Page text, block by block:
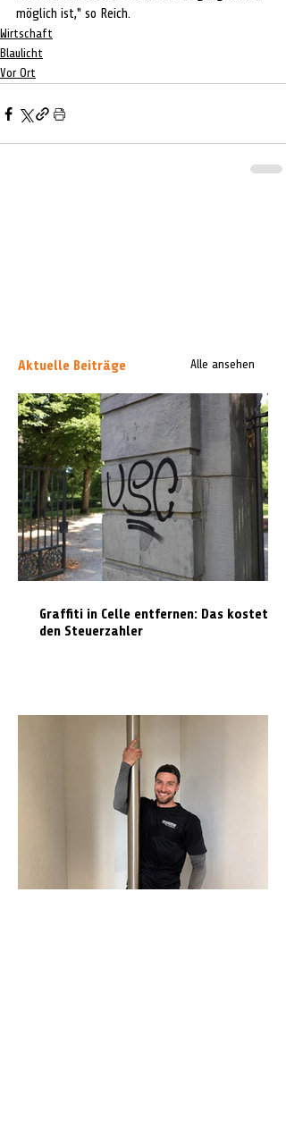
möglich ist," so Reich.
Wirtschaft
Blaulicht
Vor Ort
Aktuelle Beiträge Alle ansehen
Graffiti in Celle entfernen: Das kostet es
den Steuerzahler